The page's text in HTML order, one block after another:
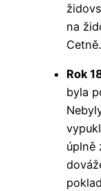
na
Cetně.
Rok
byla
úplně